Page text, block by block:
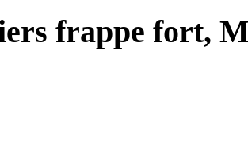
frappe fort,